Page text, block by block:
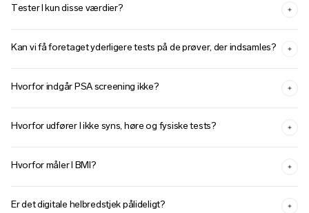
Tester I kun disse værdier?
Kan vi få foretaget yderligere tests på de prøver, der indsamles?
Hvorfor indgår PSA screening ikke?
Hvorfor udfører I ikke syns, høre og fysiske tests?
Hvorfor måler I BMI?
Er det digitale helbredstjek pålideligt?